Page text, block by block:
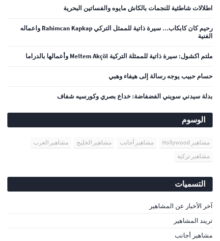
اطلالات شاطئية للنجمات بالكاش مايوه والفساتين البحرية
رحيم كان كابكاب... سيرة ذاتية للممثل التركي Rahimcan Kapkap واعماله
الفنية
ملتم اكشول: سيرة ذاتية للممثلة التركية Meltem Akçöl وأعمالها بالدراما
حسام حبيب يوجه رسالة إلى هيفاء وهبي
بدلة سيدني سويني الفضفاضة: خداع بصري وكورسيه شفاف
الوسوم
مشاهير Hollywood مشاهير أجانب مشاهير الخليج
مشاهير العرب
مشاهير تركية
التسميات
آخر الأخبار عن المشاهير
تريند المشاهير
مشاهير أجانب